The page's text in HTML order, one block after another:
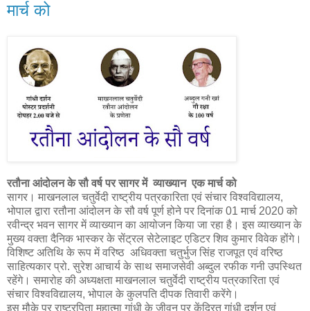
मार्च को
रतौना आंदोलन के सौ वर्ष पर सागर में व्याख्यान एक मार्च को
सागर। माखनलाल चतुर्वेदी राष्ट्रीय पत्रकारिता एवं संचार विश्वविद्यालय,
भोपाल द्वारा रतौना आंदोलन के सौ वर्ष पूर्ण होने पर दिनांक 01 मार्च 2020 को
रवीन्द्र भवन सागर में व्याख्यान का आयोजन किया जा रहा है। इस व्याख्यान के
मुख्य वक्ता दैनिक भास्कर के सेंट्रल सेटेलाइट एडिटर शिव कुमार विवेक होंगे।
विशिष्ट अतिथि के रूप में वरिष्ठ अधिवक्ता चतुर्भुज सिंह राजपूत एवं वरिष्ठ
साहित्यकार प्रो. सुरेश आचार्य के साथ समाजसेवी अब्दुल रफीक गनी उपस्थित
रहेंगे। समारोह की अध्यक्षता माखनलाल चतुर्वेदी राष्ट्रीय पत्रकारिता एवं
संचार विश्वविद्यालय, भोपाल के कुलपति दीपक तिवारी करेंगे।
इस मौके पर राष्ट्रपिता महात्मा गांधी के जीवन पर केंद्रित गांधी दर्शन एवं